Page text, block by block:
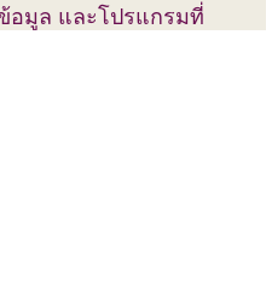
อมูล และโปรแกรมที่